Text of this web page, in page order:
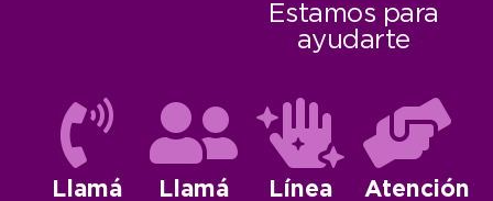
Estamos para
ayudarte
Llamá
Llamá
Línea
Atención